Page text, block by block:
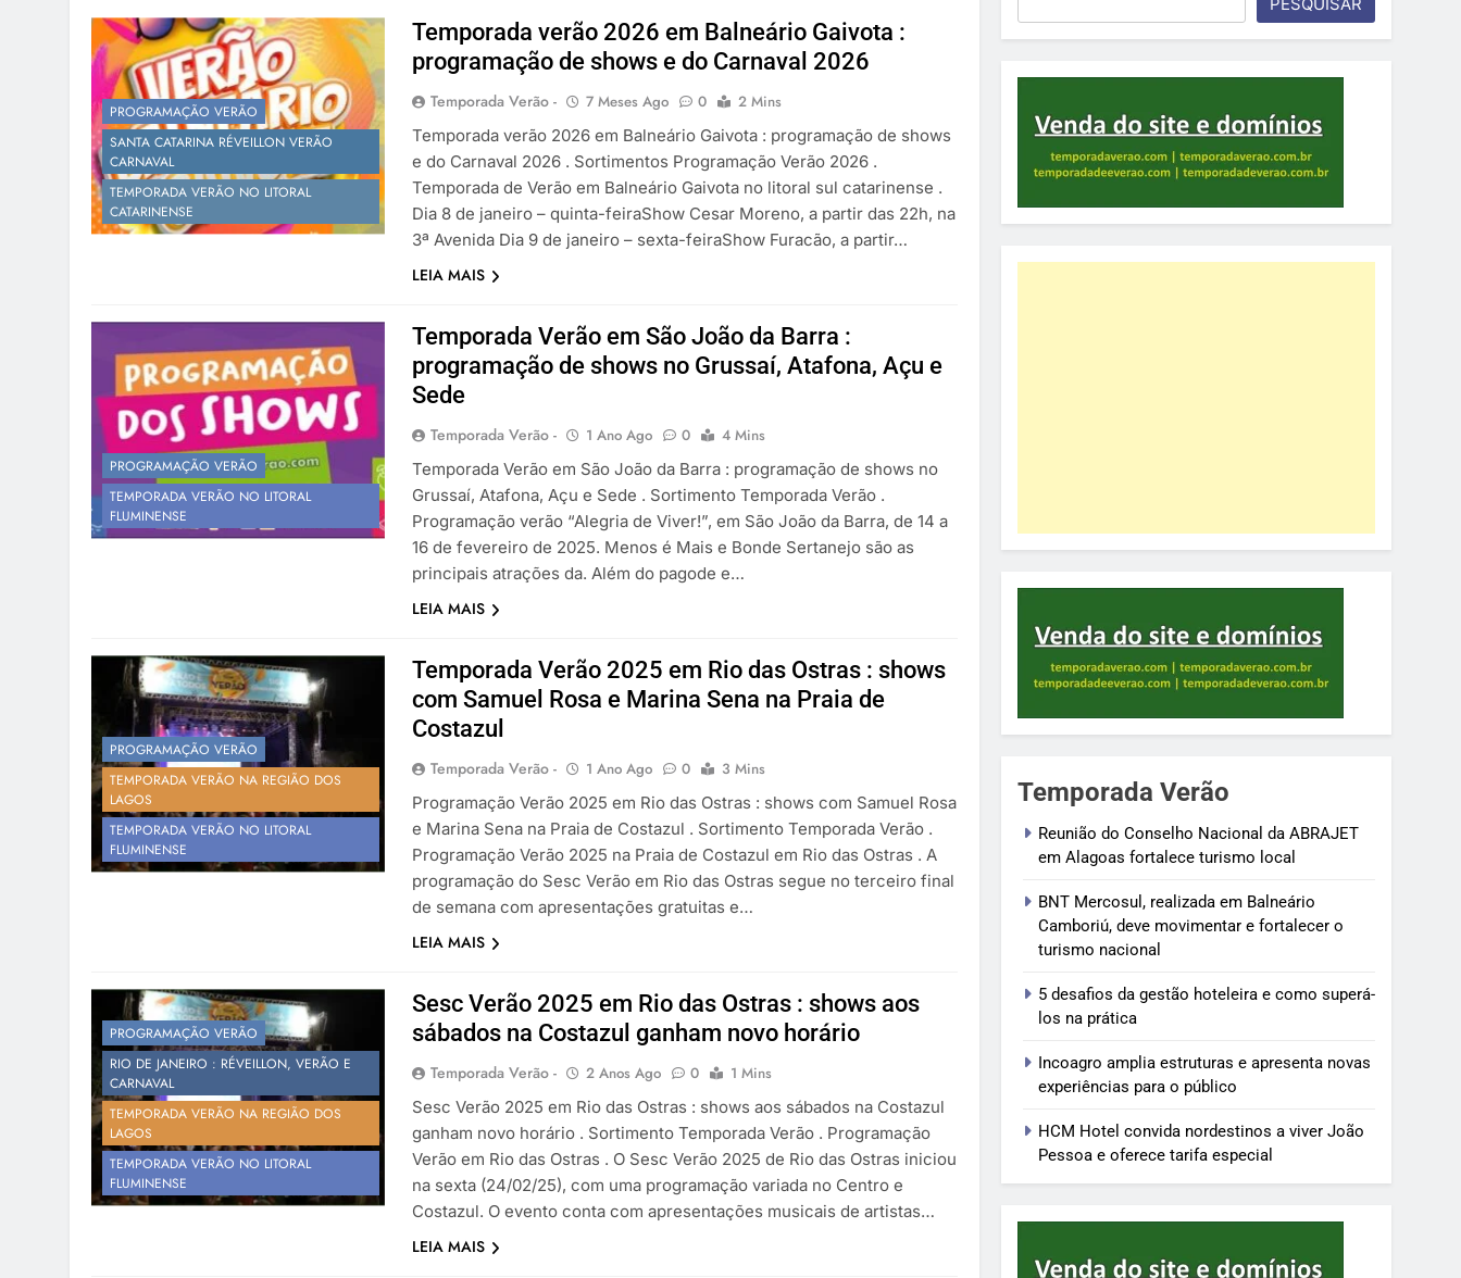
PROGRAMAÇÃO VERÃO
SANTA CATARINA RÉVEILLON VERÃO
CARNAVAL
TEMPORADA VERÃO NO LITORAL
CATARINENSE
Temporada verão 2026 em Balneário Gaivota :
programação de shows e do Carnaval 2026
Temporada Verão - 7 Meses Ago 0
2 Mins
Temporada verão 2026 em Balneário Gaivota : programação de shows
e do Carnaval 2026 . Sortimentos Programação Verão 2026 .
Temporada de Verão em Balneário Gaivota no litoral sul catarinense .
Dia 8 de janeiro – quinta-feiraShow Cesar Moreno, a partir das 22h, na
3ª Avenida Dia 9 de janeiro – sexta-feiraShow Furacão, a partir…
LEIA MAIS
PROGRAMAÇÃO VERÃO
TEMPORADA VERÃO NO LITORAL
FLUMINENSE
Temporada Verão em São João da Barra :
programação de shows no Grussaí, Atafona, Açu e
Sede
Temporada Verão - 1 Ano Ago 0
4 Mins
Temporada Verão em São João da Barra : programação de shows no
Grussaí, Atafona, Açu e Sede . Sortimento Temporada Verão .
Programação verão “Alegria de Viver!”, em São João da Barra, de 14 a
16 de fevereiro de 2025. Menos é Mais e Bonde Sertanejo são as
principais atrações da. Além do pagode e…
LEIA MAIS
PROGRAMAÇÃO VERÃO
TEMPORADA VERÃO NA REGIÃO DOS
LAGOS
TEMPORADA VERÃO NO LITORAL
FLUMINENSE
Temporada Verão 2025 em Rio das Ostras : shows
com Samuel Rosa e Marina Sena na Praia de
Costazul
Temporada Verão - 1 Ano Ago 0
3 Mins
Programação Verão 2025 em Rio das Ostras : shows com Samuel Rosa
e Marina Sena na Praia de Costazul . Sortimento Temporada Verão .
Programação Verão 2025 na Praia de Costazul em Rio das Ostras . A
programação do Sesc Verão em Rio das Ostras segue no terceiro final
de semana com apresentações gratuitas e…
LEIA MAIS
PROGRAMAÇÃO VERÃO
RIO DE JANEIRO : RÉVEILLON, VERÃO E
CARNAVAL
TEMPORADA VERÃO NA REGIÃO DOS
LAGOS
TEMPORADA VERÃO NO LITORAL
FLUMINENSE
Sesc Verão 2025 em Rio das Ostras : shows aos
sábados na Costazul ganham novo horário
Temporada Verão - 2 Anos Ago 0
1 Mins
Sesc Verão 2025 em Rio das Ostras : shows aos sábados na Costazul
ganham novo horário . Sortimento Temporada Verão . Programação
Verão em Rio das Ostras . O Sesc Verão 2025 de Rio das Ostras iniciou
na sexta (24/02/25), com uma programação variada no Centro e
Costazul. O evento conta com apresentações musicais de artistas…
LEIA MAIS
Temporada Verão
Reunião do Conselho Nacional da ABRAJET
em Alagoas fortalece turismo local
BNT Mercosul, realizada em Balneário
Camboriú, deve movimentar e fortalecer o
turismo nacional
5 desafios da gestão hoteleira e como superá-
los na prática
Incoagro amplia estruturas e apresenta novas
experiências para o público
HCM Hotel convida nordestinos a viver João
Pessoa e oferece tarifa especial